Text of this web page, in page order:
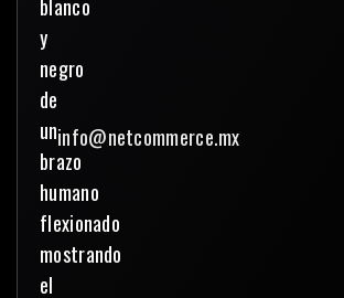
info@netcommerce.mx